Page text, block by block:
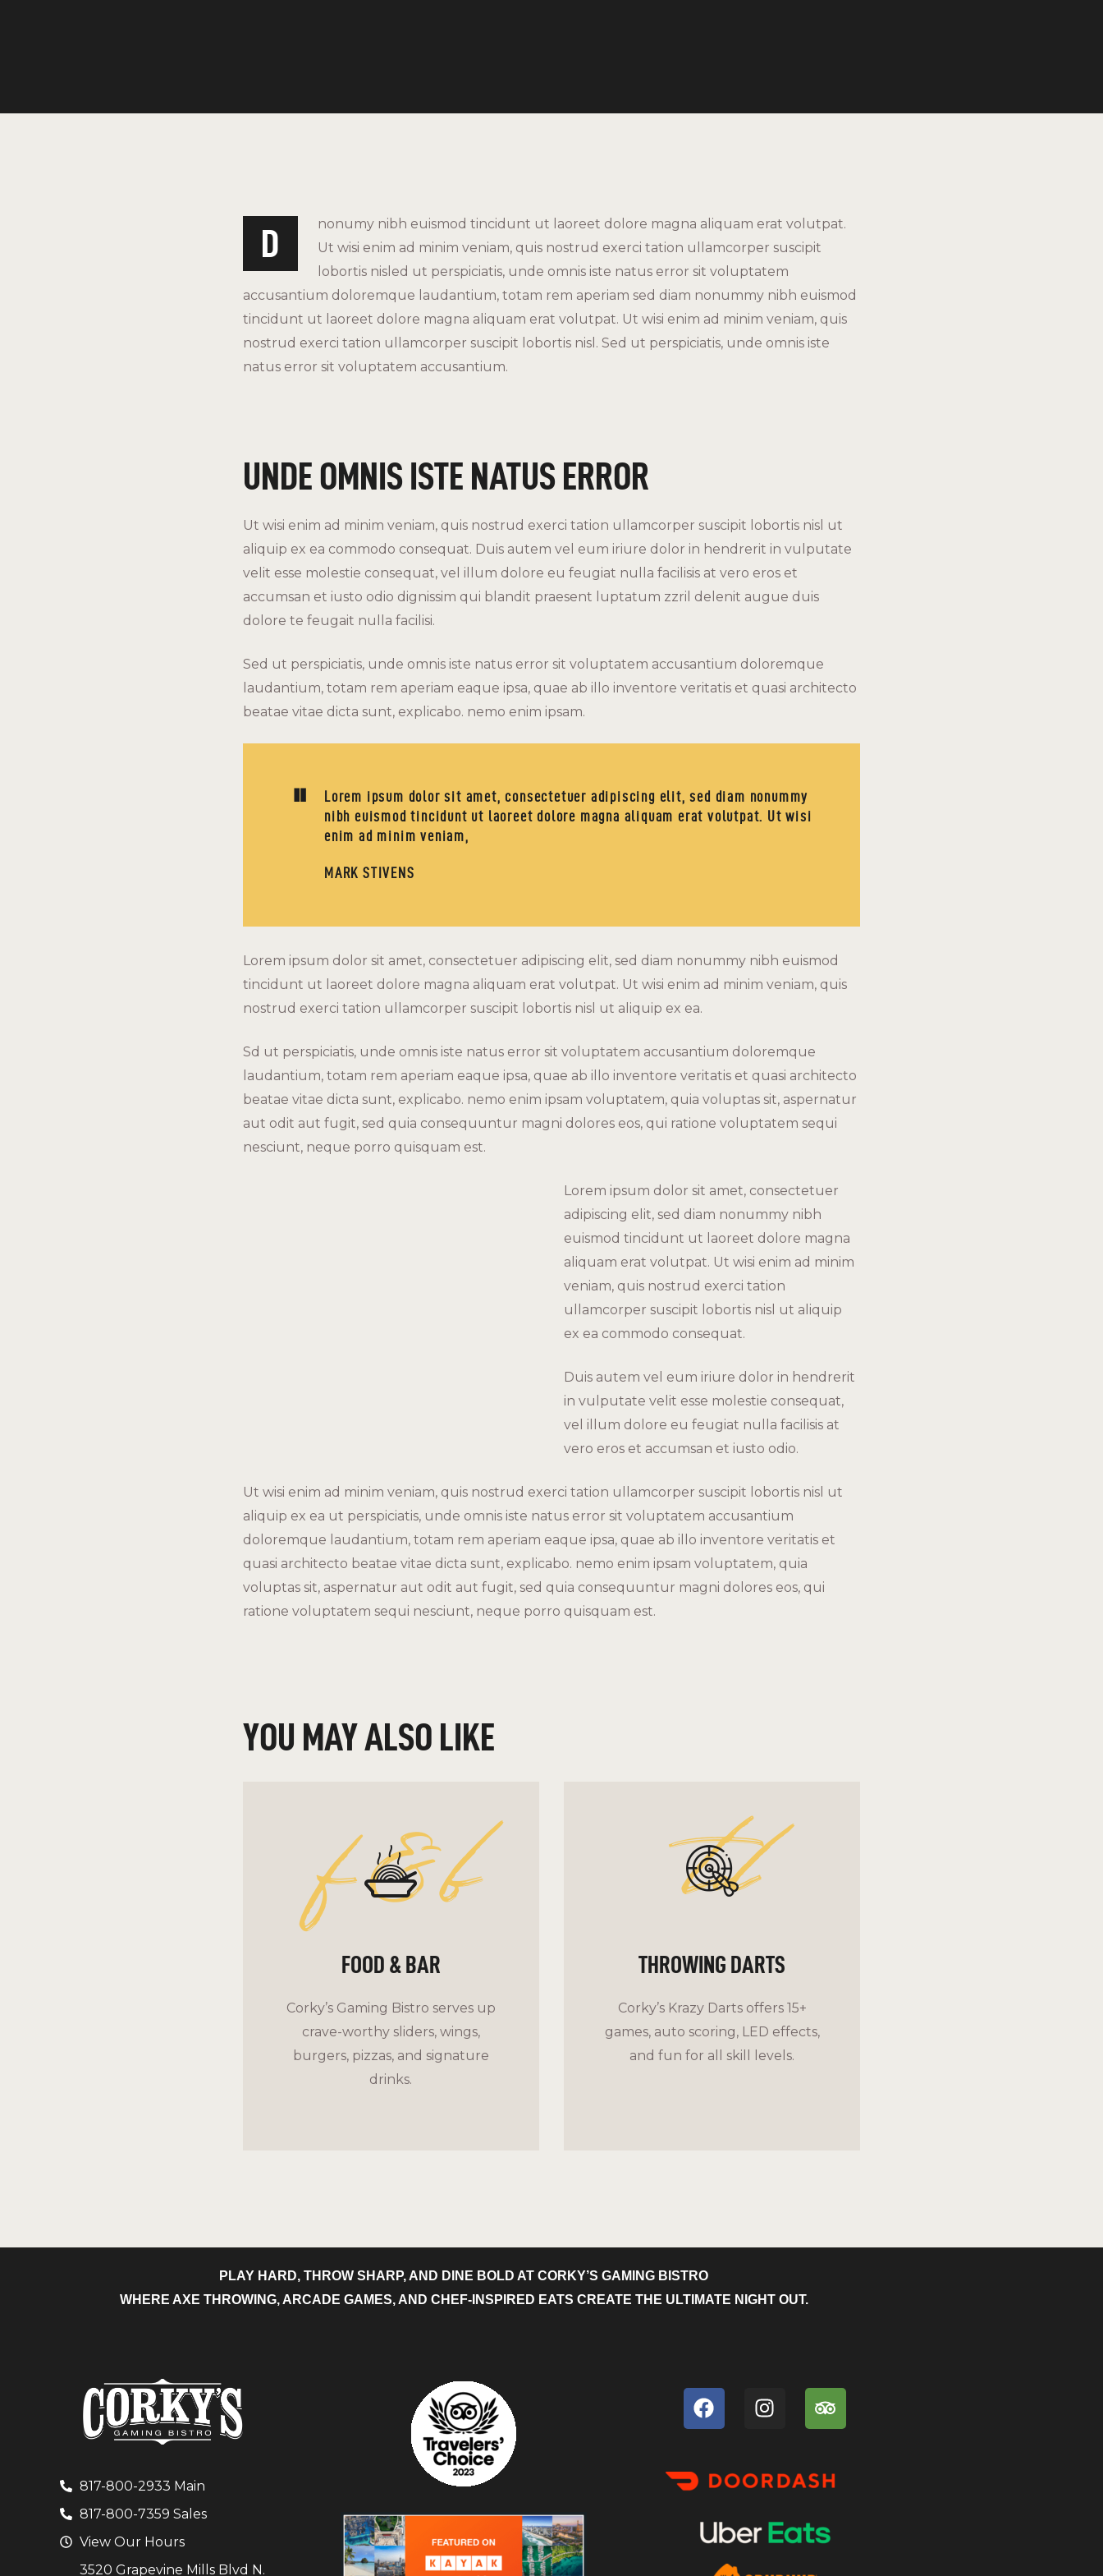
D
nonumy nibh euismod tincidunt ut laoreet dolore magna aliquam erat volutpat.
Ut wisi enim ad minim veniam, quis nostrud exerci tation ullamcorper suscipit
lobortis nisled ut perspiciatis, unde omnis iste natus error sit voluptatem
accusantium doloremque laudantium, totam rem aperiam sed diam nonummy nibh euismod
tincidunt ut laoreet dolore magna aliquam erat volutpat. Ut wisi enim ad minim veniam, quis
nostrud exerci tation ullamcorper suscipit lobortis nisl. Sed ut perspiciatis, unde omnis iste
natus error sit voluptatem accusantium.
UNDE OMNIS ISTE NATUS ERROR
Ut wisi enim ad minim veniam, quis nostrud exerci tation ullamcorper suscipit lobortis nisl ut
aliquip ex ea commodo consequat. Duis autem vel eum iriure dolor in hendrerit in vulputate
velit esse molestie consequat, vel illum dolore eu feugiat nulla facilisis at vero eros et
accumsan et iusto odio dignissim qui blandit praesent luptatum zzril delenit augue duis
dolore te feugait nulla facilisi.
Sed ut perspiciatis, unde omnis iste natus error sit voluptatem accusantium doloremque
laudantium, totam rem aperiam eaque ipsa, quae ab illo inventore veritatis et quasi architecto
beatae vitae dicta sunt, explicabo. nemo enim ipsam.
Lorem ipsum dolor sit amet, consectetuer adipiscing elit, sed diam nonummy
nibh euismod tincidunt ut laoreet dolore magna aliquam erat volutpat. Ut wisi
enim ad minim veniam,
MARK STIVENS
Lorem ipsum dolor sit amet, consectetuer adipiscing elit, sed diam nonummy nibh euismod
tincidunt ut laoreet dolore magna aliquam erat volutpat. Ut wisi enim ad minim veniam, quis
nostrud exerci tation ullamcorper suscipit lobortis nisl ut aliquip ex ea.
Sd ut perspiciatis, unde omnis iste natus error sit voluptatem accusantium doloremque
laudantium, totam rem aperiam eaque ipsa, quae ab illo inventore veritatis et quasi architecto
beatae vitae dicta sunt, explicabo. nemo enim ipsam voluptatem, quia voluptas sit, aspernatur
aut odit aut fugit, sed quia consequuntur magni dolores eos, qui ratione voluptatem sequi
nesciunt, neque porro quisquam est.
Lorem ipsum dolor sit amet, consectetuer
adipiscing elit, sed diam nonummy nibh
euismod tincidunt ut laoreet dolore magna
aliquam erat volutpat. Ut wisi enim ad minim
veniam, quis nostrud exerci tation
ullamcorper suscipit lobortis nisl ut aliquip
ex ea commodo consequat.
Duis autem vel eum iriure dolor in hendrerit
in vulputate velit esse molestie consequat,
vel illum dolore eu feugiat nulla facilisis at
vero eros et accumsan et iusto odio.
Ut wisi enim ad minim veniam, quis nostrud exerci tation ullamcorper suscipit lobortis nisl ut
aliquip ex ea ut perspiciatis, unde omnis iste natus error sit voluptatem accusantium
doloremque laudantium, totam rem aperiam eaque ipsa, quae ab illo inventore veritatis et
quasi architecto beatae vitae dicta sunt, explicabo. nemo enim ipsam voluptatem, quia
voluptas sit, aspernatur aut odit aut fugit, sed quia consequuntur magni dolores eos, qui
ratione voluptatem sequi nesciunt, neque porro quisquam est.
YOU MAY ALSO LIKE
f&b
FOOD & BAR
Corky’s Gaming Bistro serves up
crave-worthy sliders, wings,
burgers, pizzas, and signature
drinks.
td
THROWING DARTS
Corky’s Krazy Darts offers 15+
games, auto scoring, LED effects,
and fun for all skill levels.
PLAY HARD, THROW SHARP, AND DINE BOLD AT CORKY’S GAMING BISTRO
WHERE AXE THROWING, ARCADE GAMES, AND CHEF-INSPIRED EATS CREATE THE ULTIMATE NIGHT OUT.
817-800-2933 Main
817-800-7359 Sales
View Our Hours
3520 Grapevine Mills Blvd N.